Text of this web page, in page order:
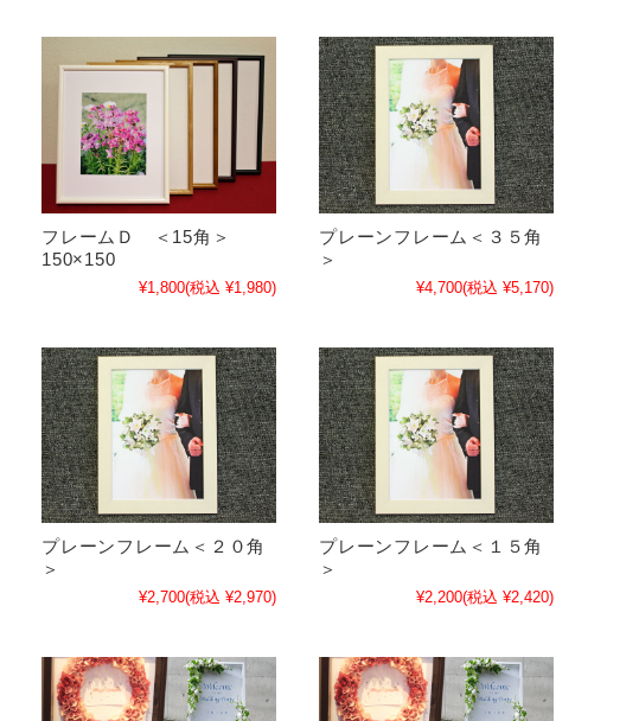
フレームＤ ＜15角＞
150×150
¥1,800(税込 ¥1,980)
プレーンフレーム＜３５角
＞
¥4,700(税込 ¥5,170)
プレーンフレーム＜２０角
＞
¥2,700(税込 ¥2,970)
プレーンフレーム＜１５角
＞
¥2,200(税込 ¥2,420)